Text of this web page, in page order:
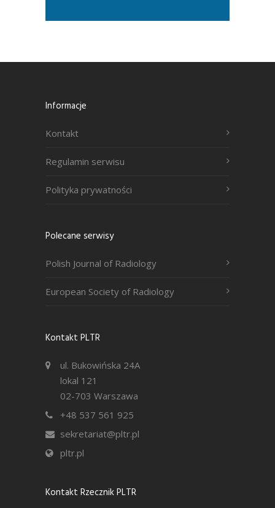
Informacje
Kontakt
Regulamin serwisu
Polityka prywatności
Polecane serwisy
Polish Journal of Radiology
European Society of Radiology
Kontakt PLTR
ul. Bukowińska 24A
lokal 121
02-703 Warszawa
+48 537 561 925
sekretariat@pltr.pl
pltr.pl
Kontakt Rzecznik PLTR